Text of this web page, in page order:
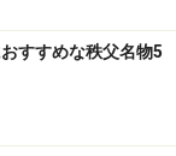
ーの化粧箱
すすめな秩父名物5